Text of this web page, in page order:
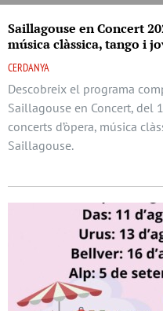
Saillagouse en Concert
música clàssica, tango i
CERDANYA
Descobreix el programa
Saillagouse en Concert, del
concerts d’òpera, música
Saillagouse.